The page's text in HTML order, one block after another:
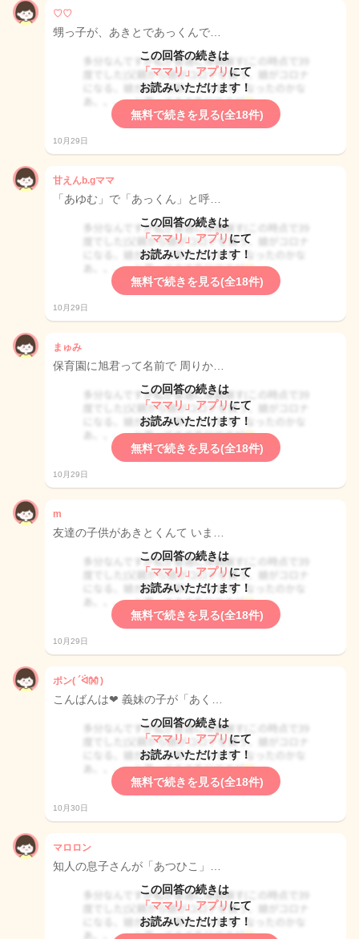
♡♡
甥っ子が、あきとであっくんで…
この回答の続きは
「ママリ」アプリ にて
お読みいただけます！
無料で続きを見る(全18件)
10月29日
甘えんb.gママ
「あゆむ」で「あっくん」と呼…
この回答の続きは
「ママリ」アプリ にて
お読みいただけます！
無料で続きを見る(全18件)
10月29日
まゅみ
保育園に旭君って名前で 周りか…
この回答の続きは
「ママリ」アプリ にて
お読みいただけます！
無料で続きを見る(全18件)
10月29日
m
友達の子供があきとくんて いま…
この回答の続きは
「ママリ」アプリ にて
お読みいただけます！
無料で続きを見る(全18件)
10月29日
ポン( ´ᐛ👐 )
こんばんは❤ 義妹の子が「あく…
この回答の続きは
「ママリ」アプリ にて
お読みいただけます！
無料で続きを見る(全18件)
10月30日
マロロン
知人の息子さんが「あつひこ」…
この回答の続きは
「ママリ」アプリ にて
お読みいただけます！